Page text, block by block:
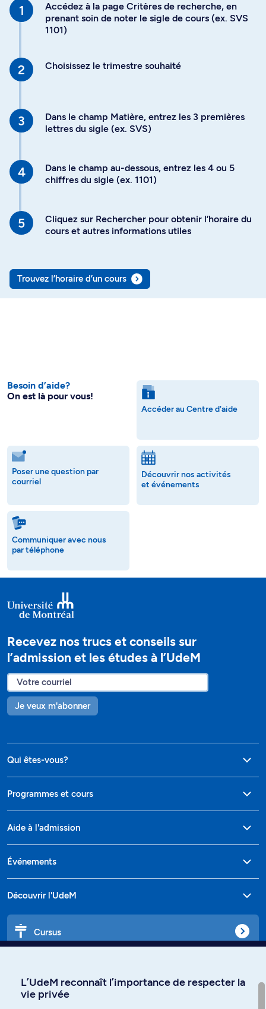
Accédez à la page Critères de recherche, en
prenant soin de noter le sigle de cours (ex. SVS
1101)
Choisissez le trimestre souhaité
Dans le champ Matière, entrez les 3 premières
lettres du sigle (ex. SVS)
Dans le champ au-dessous, entrez les 4 ou 5
chiffres du sigle (ex. 1101)
Cliquez sur Rechercher pour obtenir l’horaire du
cours et autres informations utiles
Trouvez l’horaire d’un cours
Besoin d’aide?
On est là pour vous!
Accéder au Centre d'aide
Poser une question par
courriel
Découvrir nos activités
et événements
Communiquer avec nous
par téléphone
Recevez nos trucs et conseils sur
l’admission et les études à l’UdeM
Je veux m'abonner
Qui êtes-vous?
Programmes et cours
Aide à l'admission
Événements
Découvrir l'UdeM
Cursus
L’UdeM reconnaît l’importance de respecter la
vie privée